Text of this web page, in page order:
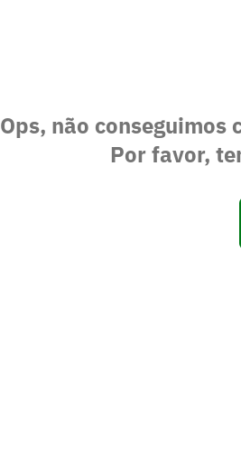
Ops, não
Por favor,